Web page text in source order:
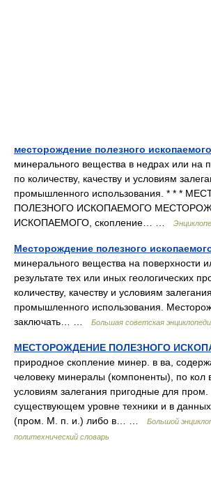
месторождение полезного ископаемого
минерального вещества в недрах или на
по количеству, качеству и условиям
промышленного использования. * * *
ПОЛЕЗНОГО ИСКОПАЕМОГО
ИСКОПАЕМОГО, скопление… …
Месторождение полезного
минерального вещества на поверхности
результате тех или иных геологических
количеству, качеству и условиям
промышленного использования.
заключать… …
Большая советская
МЕСТОРОЖДЕНИЕ ПОЛЕЗНОГО
природное скопление минер. в ва,
человеку минералы (компоненты), по кол
условиям залегания пригодные для пром.
существующем уровне техники и в
(пром. М. п. и.) либо в… …
Большой
политехнический словарь